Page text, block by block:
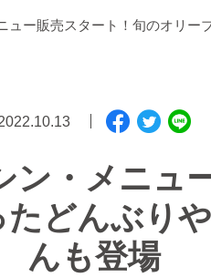
ュー販売スタート！旬のオリ
ン・メニュ
どんぶり
んも登場